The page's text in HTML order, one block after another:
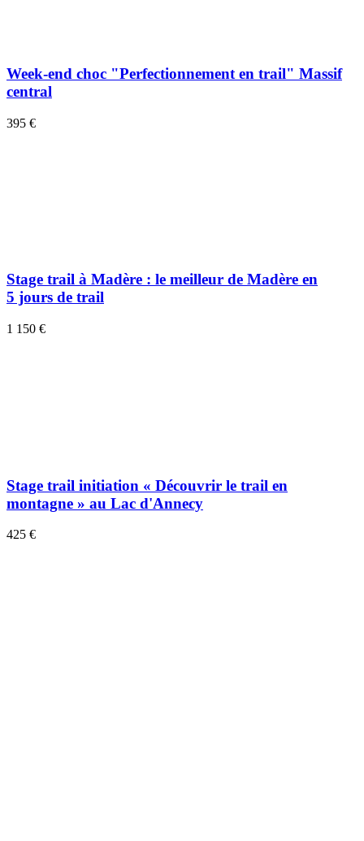
Week-end choc "Perfectionnement en trail" Massif
central
395 €
Stage trail à Madère : le meilleur de Madère en
5 jours de trail
1 150 €
Stage trail initiation « Découvrir le trail en
montagne » au Lac d'Annecy
425 €